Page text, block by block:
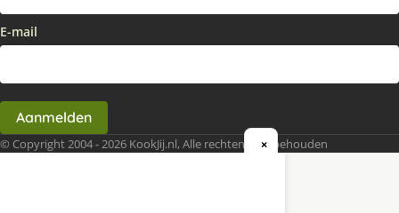
E-mail
Aanmelden
© Copyright 2004 - 2026 KookJij.nl, Alle rechten voorbehouden
×